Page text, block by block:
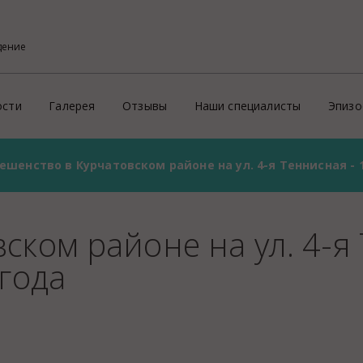
района услуг потребителям
России и зарубеж
Галерея
Фото
Видео
Отзывы Наши специалисты
в Курчатовском районе на ул. 4-я Теннисная -
районе на ул. 4-